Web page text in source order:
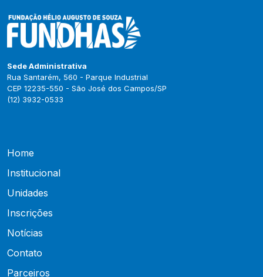
Sede Administrativa
Rua Santarém, 560 - Parque Industrial
CEP 12235-550 - São José dos Campos/SP
(12) 3932-0533
Home
Institucional
Unidades
Inscrições
Notícias
Contato
Parceiros